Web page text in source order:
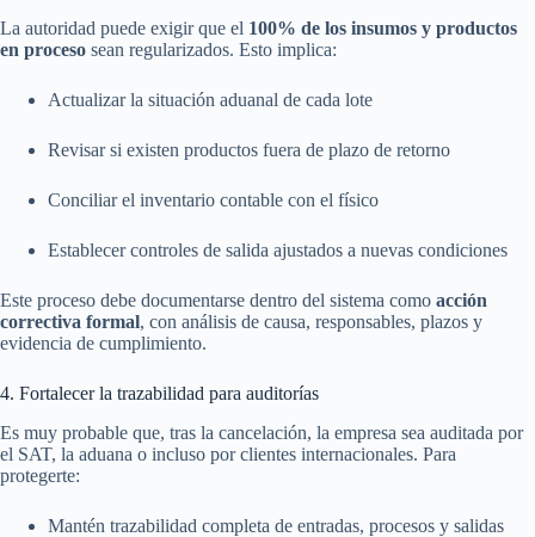
La autoridad puede exigir que el 100% de los insumos y productos
en proceso sean regularizados. Esto implica:
Actualizar la situación aduanal de cada lote
Revisar si existen productos fuera de plazo de retorno
Conciliar el inventario contable con el físico
Establecer controles de salida ajustados a nuevas condiciones
Este proceso debe documentarse dentro del sistema como acción
correctiva formal, con análisis de causa, responsables, plazos y
evidencia de cumplimiento.
4. Fortalecer la trazabilidad para auditorías
Es muy probable que, tras la cancelación, la empresa sea auditada por
el SAT, la aduana o incluso por clientes internacionales. Para
protegerte:
Mantén trazabilidad completa de entradas, procesos y salidas